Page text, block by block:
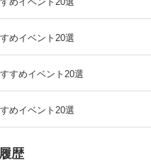
めイベント20選
すめイベント20選
めイベント20選
歴